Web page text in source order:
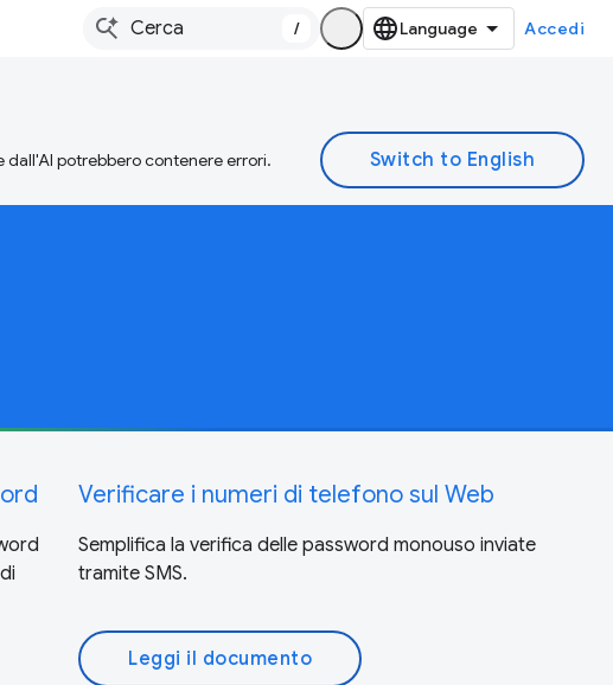
/ Accedi
potrebbero contenere errori.
Verificare i numeri di telefono sul Web
Semplifica la verifica delle password monouso inviate
tramite SMS.
Leggi il documento